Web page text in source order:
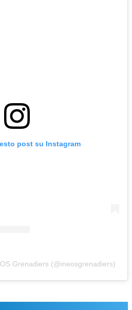
post su Instagram
Grenadiers (@ineosgrenadiers)